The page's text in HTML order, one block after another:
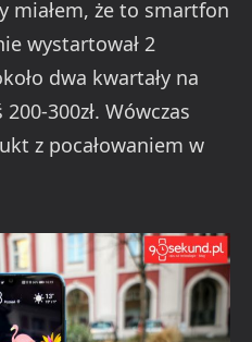
miałem, że to smartfon
wystartował 2
dwa kwartały na
300zł. Wówczas
z pocałowaniem w